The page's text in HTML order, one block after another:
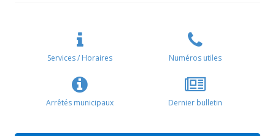
Services / Horaires Numéros utiles
Arrêtés municipaux Dernier bulletin